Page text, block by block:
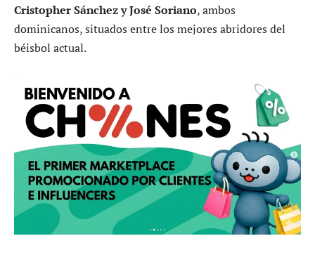
Cristopher Sánchez y José Soriano, ambos
dominicanos, situados entre los mejores abridores del
béisbol actual.